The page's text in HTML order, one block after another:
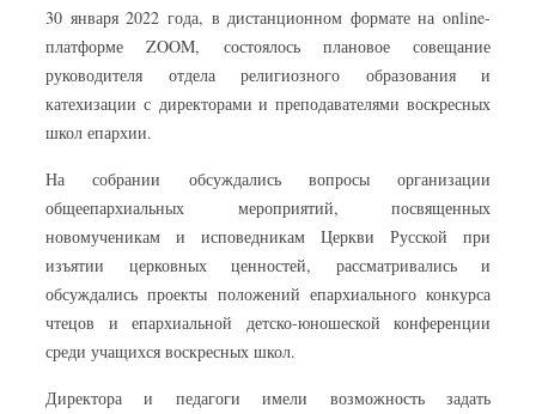
30 января 2022 года, в дистанционном формате на online-
платформе ZOOM, состоялось плановое совещание
руководителя отдела религиозного образования и
катехизации с директорами и преподавателями воскресных
школ епархии.
На собрании обсуждались вопросы организации
общеепархиальных мероприятий, посвященных
новомученикам и исповедникам Церкви Русской при
изъятии церковных ценностей, рассматривались и
обсуждались проекты положений епархиального конкурса
чтецов и епархиальной детско-юношеской конференции
среди учащихся воскресных школ.
Директора и педагоги имели возможность задать